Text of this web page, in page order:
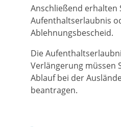
Anschließend erhalten
Aufenthaltserlaubnis
Ablehnungsbescheid.
Die
Verlängerung müssen
Ablauf bei der
beantragen.